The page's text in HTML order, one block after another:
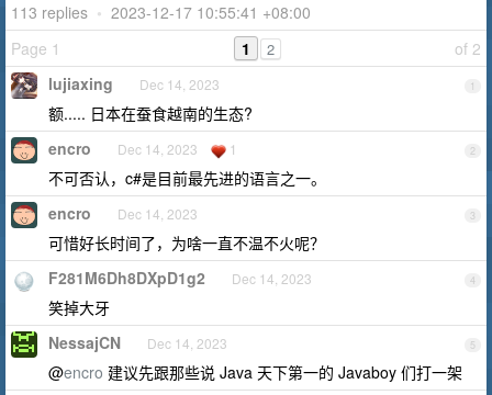
113 replies • 2023-12-17 10:55:41 +08:00
Page 1
of 2
1 2
1
lujiaxing Dec 14, 2023
额..... 日本在蚕食越南的生态?
2
encro Dec 14, 2023 1
不可否认，c#是目前最先进的语言之一。
3
encro Dec 14, 2023
可惜好长时间了，为啥一直不温不火呢？
4
F281M6Dh8DXpD1g2 Dec 14, 2023
笑掉大牙
5
NessajCN Dec 14, 2023
@encro 建议先跟那些说 Java 天下第一的 Javaboy 们打一架